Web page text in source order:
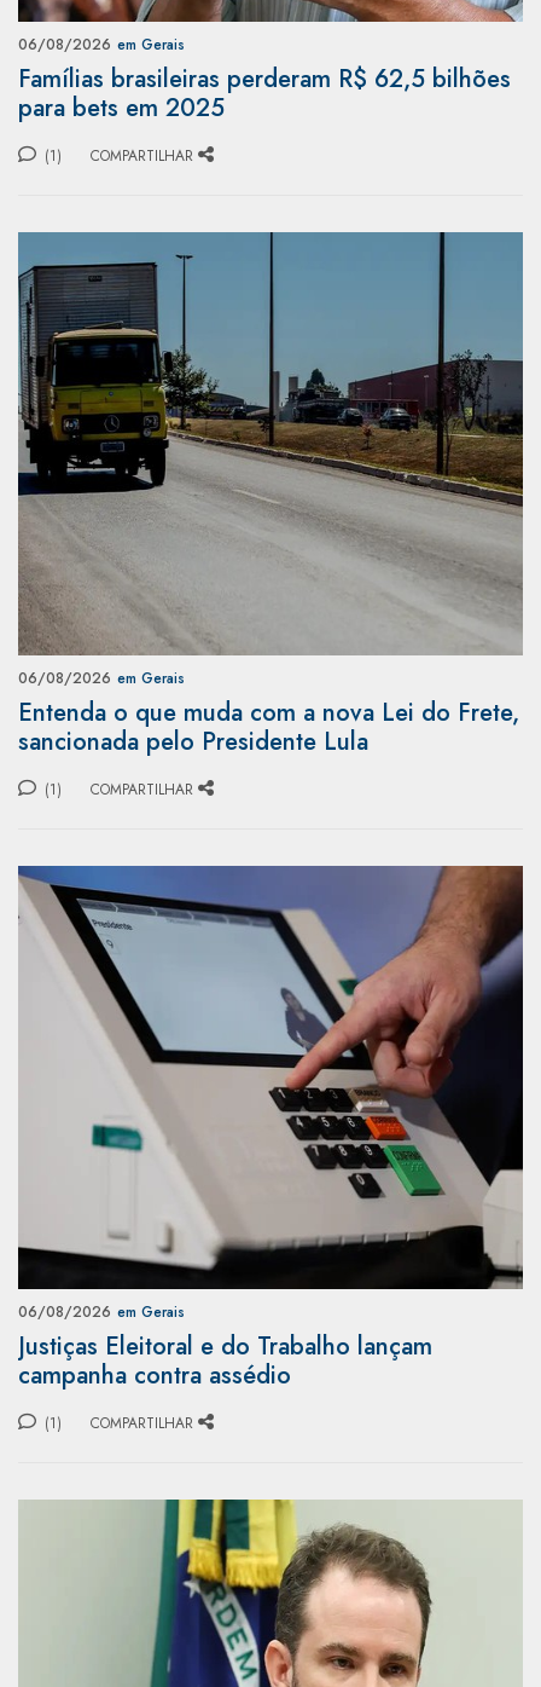
06/08/2026 em Gerais
Famílias brasileiras perderam R$ 62,5 bilhões
para bets em 2025
(1) COMPARTILHAR
06/08/2026 em Gerais
Entenda o que muda com a nova Lei do Frete,
sancionada pelo Presidente Lula
(1) COMPARTILHAR
06/08/2026 em Gerais
Justiças Eleitoral e do Trabalho lançam
campanha contra assédio
(1) COMPARTILHAR